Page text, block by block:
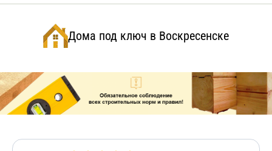
Дома под ключ в Воскресенске